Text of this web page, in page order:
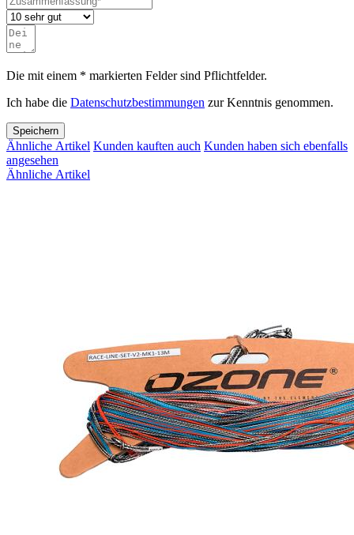
Die mit einem * markierten Felder sind Pflichtfelder.
Ich habe die Datenschutzbestimmungen zur Kenntnis genommen.
Speichern
Ähnliche Artikel Kunden kauften auch Kunden haben sich ebenfalls
angesehen
Ähnliche Artikel